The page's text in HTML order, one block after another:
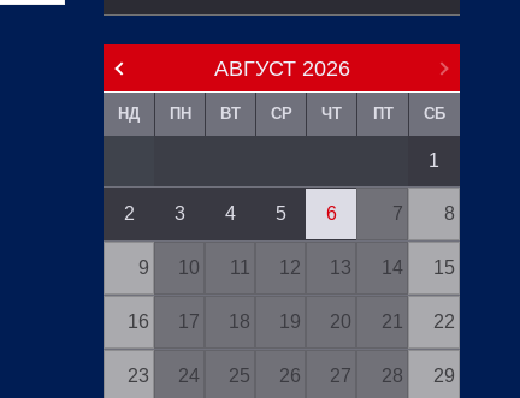
АВГУСТ 2026
НД ПН ВТ СР ЧТ ПТ СБ
1
2 3 4 5 6 7 8
9 10 11 12 13 14 15
16 17 18 19 20 21 22
23 24 25 26 27 28 29